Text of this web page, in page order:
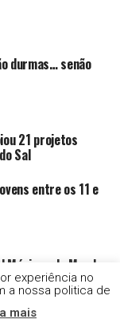
durmas… senão
21 projetos
Sal
entre os 11 e
do Mundo,
experiência no
a nossa politica de
mais